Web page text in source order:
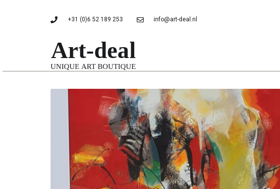
+31 (0)6 52 189 253 info@art-deal.nl